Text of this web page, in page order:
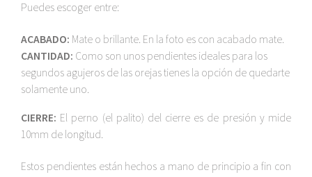
Puedes escoger entre:
ACABADO: Mate o brillante. En la foto es con acabado mate.
CANTIDAD: Como son unos pendientes ideales para los
segundos agujeros de las orejas tienes la opción de quedarte
solamente uno.
CIERRE: El perno (el palito) del cierre es de presión y mide
10mm de longitud.
Estos pendientes están hechos a mano de principio a fin con